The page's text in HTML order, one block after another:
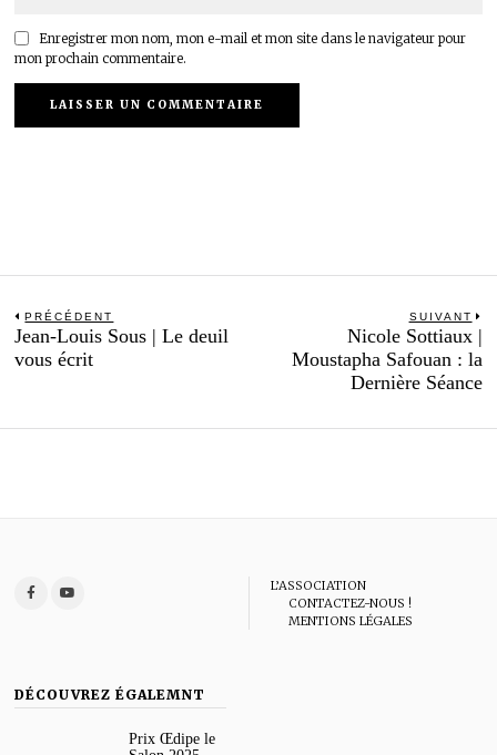
Enregistrer mon nom, mon e-mail et mon site dans le navigateur pour
mon prochain commentaire.
Navigation
de
l’article
PRÉCÉDENT
Previous
post:
Jean-Louis Sous | Le deuil
vous écrit
SUIVANT
Nicole Sottiaux |
Moustapha Safouan : la
Dernière Séance
L’ASSOCIATION
CONTACTEZ-NOUS !
MENTIONS LÉGALES
DÉCOUVREZ ÉGALEMNT
Prix Œdipe le